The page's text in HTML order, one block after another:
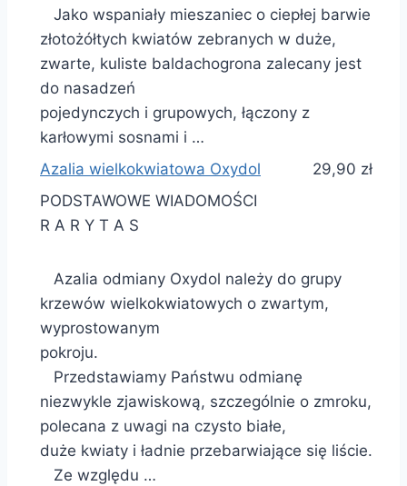
Jako wspaniały mieszaniec o ciepłej barwie
złotożółtych kwiatów zebranych w duże,
zwarte, kuliste baldachogrona zalecany jest
do nasadzeń
pojedynczych i grupowych, łączony z
karłowymi sosnami i …
Azalia wielkokwiatowa Oxydol
29,90 zł
PODSTAWOWE WIADOMOŚCI
R A R Y T A S
Azalia odmiany Oxydol należy do grupy
krzewów wielkokwiatowych o zwartym,
wyprostowanym
pokroju.
Przedstawiamy Państwu odmianę
niezwykle zjawiskową, szczególnie o zmroku,
polecana z uwagi na czysto białe,
duże kwiaty i ładnie przebarwiające się liście.
Ze względu …